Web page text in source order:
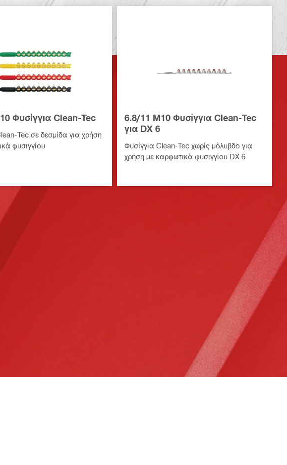
Φυσίγγια Clean-Tec
Tec σε δεσμίδα για χρήση
φυσιγγίου
6.8/11 M10 Φυσίγγια Clean-Tec
για DX 6
Φυσίγγια Clean-Tec χωρίς μόλυβδο για
χρήση με καρφωτικά φυσιγγίου DX 6